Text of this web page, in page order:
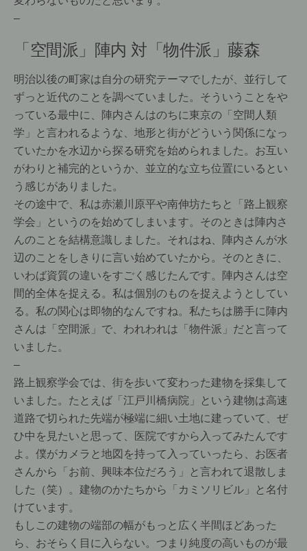
–
「空間派」陣内 対「物件派」藤森
明治以後の町家は自分の研究テーマでしたが、並行して
ずっと近代のことを調べていました。そういうことをや
っている最中に、陣内さんはのちに東京の「空間人類
学」と言われるような、地形と街がどういう関係になっ
ていたかを水辺から探る研究を始められました。お互い
がわりと補完的というか、並立的な立ち位置にいるとい
う感じがありました。
その途中で、私は赤瀬川原平や南伸坊たちと「路上観察
学会」というのを始めてしまいます。そのときは陣内さ
んのことを結構意識しました。それはね、陣内さんが水
辺のことをしきりに言い始めていたから。そのときに、
いわば資質の違いをすごく感じたんです。陣内さんは空
間的全体を捉える。私は個別のものを捉えようとしてい
る。私の関心は即物的なんですね。私たちは勝手に陣内
さんは「空間派」で、われわれは「物件派」だと言って
いました。
–
路上観察学会では、街を歩いて変わった建物を採集して
いました。たとえば「江戸川橋病院」という建物は高速
道路で切られた先端が極端に細い土地に建っていて、ぜ
ひ中を見たいと思って、医院ですから入ってみたんです
よ。僕がカメラと地図を持って入っていったら、お医者
さんから「お前、興味本位だろう」と言われて退散しま
した（笑）。建物のかたちから「カミソリビル」と名付
けています。
もしこの建物の端部の幅がもっと広く半間ほどあった
ら、おそらく目に入らない。つまり純度の高いものが最